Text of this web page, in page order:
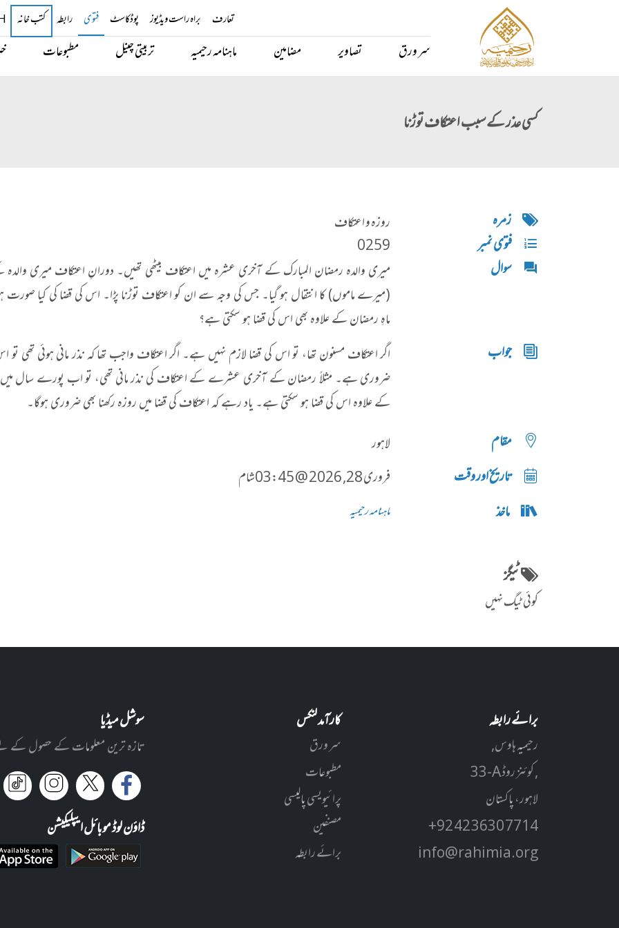
تعارف براہ راست ویڈیوز پوڈکاسٹ فتوی رابطہ کتب خانہ
سر ورق تصاویر مضامین ماہنامہ رحیمیہ تربیتی چینل مطبوعات
کسی عذر کے سبب اعتکاف توڑنا
زمره روزہ و اعتکاف
فتوی نمبر 0259
سوال
میری والدہ رمضان المبارک کے آخری عشرہ میں اعتکاف بیٹھی تھیں۔ دورانِ اعتکاف میری والدہ
(میرے ماموں) کا انتقال ہو گیا۔ جس کی وجہ سے ان کو اعتکاف توڑنا پڑا۔ اس کی قضا کی کیا صورت
ماہِ رمضان کے علاوہ بھی اس کی قضا ہو سکتی ہے؟
جواب
اگر اعتکاف مسنون تھا، تو اس کی قضا لازم نہیں ہے۔ اگر اعتکاف واجب تھا کہ نذر مانی ہوئی تھی تو
ضروری ہے۔ مثلاً رمضان کے آخری عشرے کے اعتکاف کی نذر مانی تھی، تو اب پورے سال
کے علاوہ اس کی قضا ہو سکتی ہے۔ یاد رہے کہ اعتکاف کی قضا میں روزہ رکھنا بھی ضروری ہوگا۔
مقام لاہور
تاریخ اور وقت فروری 28, 2026 @ 03:45شام
ماخذ ماہنامہ رحیمیہ
ٹیگز
کوئی ٹیگ نہیں
برائے رابطہ
رحیمیہ ہاوس,
33-A کوئنز روڈ ,
لاہور، پاکستان
+92 42 3630 7714
info@rahimia.org
کارآمد لنکس
سر ورق
مطبوعات
پرائیویسی پالیسی
مصنفین
برائے رابطہ
سوشل میڈیا
تازہ ترین معلومات کے حصول کے
ڈاؤن لوڈ موبائل ایپلیکیشن